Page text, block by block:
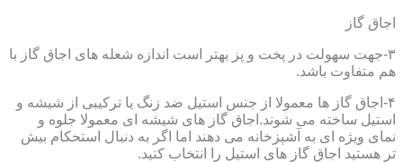
اجاق گاز
۳-جهت سهولت در پخت و پز بهتر است اندازه شعله های اجاق گاز با
هم متفاوت باشد.
۴-اجاق گاز ها معمولا از جنس استیل ضد زنگ یا ترکیبی از شیشه و
استیل ساخته می شوند.اجاق گاز های شیشه ای معمولا جلوه و
نمای ویژه ای به آشپزخانه می دهند اما اگر به دنبال استحکام بیش
تر هستید اجاق گاز های استیل را انتخاب کنید.